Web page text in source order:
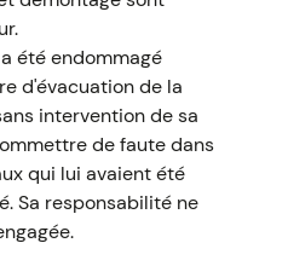
été endommagé
d'évacuation de la
intervention de sa
de faute dans
qui lui avaient été
Sa responsabilité ne